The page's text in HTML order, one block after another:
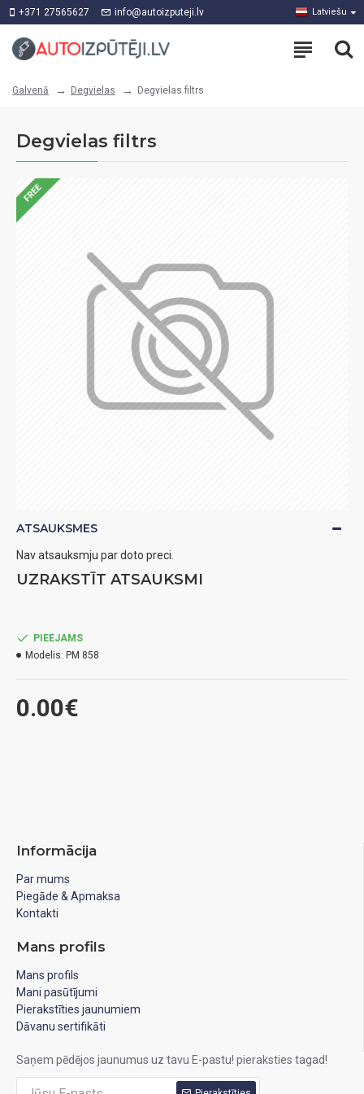
+371 27565627 info@autoizputeji.lv Latviešu
Galvenā Degvielas Degvielas filtrs
Degvielas filtrs
FREE
ATSAUKSMES
Nav atsauksmju par doto preci.
UZRAKSTĪT ATSAUKSMI
0.00€
PIEEJAMS
Modelis: PM 858
Informācija
Par mums
Piegāde & Apmaksa
Kontakti
Mans profils
Mans profils
Mani pasūtījumi
Pierakstīties jaunumiem
Dāvanu sertifikāti
Saņem pēdējos jaunumus uz tavu E-pastu! pieraksties tagad!